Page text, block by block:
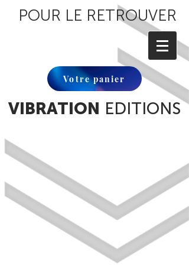
POUR LE RETROUVER
Votre panier
VIBRATION EDITIONS